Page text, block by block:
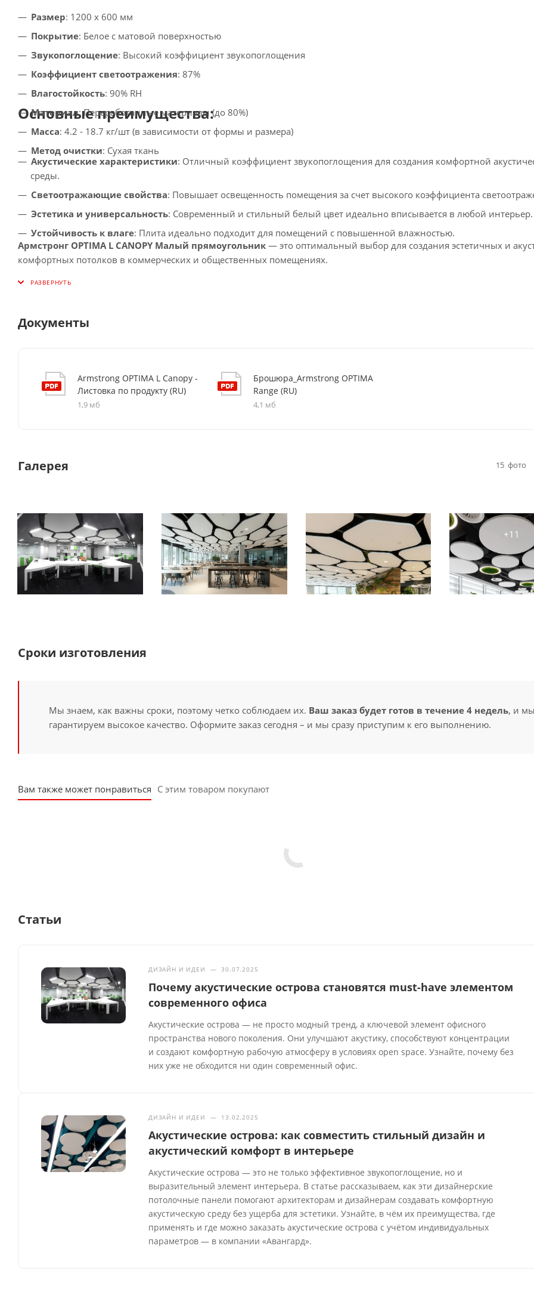
Размер: 1200 x 600 мм
Покрытие: Белое с матовой поверхностью
Звукопоглощение: Высокий коэффициент звукопоглощения
Коэффициент светоотражения: 87%
Влагостойкость: 90% RH
Материал: Переработанные материалы (до 80%)
Масса: 4.2 - 18.7 кг/шт (в зависимости от формы и размера)
Метод очистки: Сухая ткань
Основные преимущества:
Акустические характеристики: Отличный коэффициент звукопоглощения для создания комфортной
среды.
Светоотражающие свойства: Повышает освещенность помещения за счет высокого коэффициента
Эстетика и универсальность: Современный и стильный белый цвет идеально вписывается в любой интерьер.
Устойчивость к влаге: Плита идеально подходит для помещений с повышенной влажностью.
Армстронг OPTIMA L CANOPY Малый прямоугольник — это оптимальный выбор для создания эстетичных и
комфортных потолков в коммерческих и общественных помещениях.
Документы
Armstrong OPTIMA L Canopy -
Листовка по продукту (RU)
1,9 мб
Брошюра_Armstrong OPTIMA
Range (RU)
4,1 мб
Галерея 15 фото
Сроки изготовления
Мы знаем, как важны сроки, поэтому четко соблюдаем их. Ваш заказ будет готов в течение 4 недель, и
гарантируем высокое качество. Оформите заказ сегодня – и мы сразу приступим к его выполнению.
Вам также может понравиться С этим товаром покупают
Статьи
ДИЗАЙН И ИДЕИ — 30.07.2025
Почему акустические острова становятся must-have элементом
современного офиса
Акустические острова — не просто модный тренд, а ключевой элемент офисного
пространства нового поколения. Они улучшают акустику, способствуют концентрации
и создают комфортную рабочую атмосферу в условиях open space. Узнайте, почему без
них уже не обходится ни один современный офис.
ДИЗАЙН И ИДЕИ — 13.02.2025
Акустические острова: как совместить стильный дизайн и
акустический комфорт в интерьере
Акустические острова — это не только эффективное звукопоглощение, но и
выразительный элемент интерьера. В статье рассказываем, как эти дизайнерские
потолочные панели помогают архитекторам и дизайнерам создавать комфортную
акустическую среду без ущерба для эстетики. Узнайте, в чём их преимущества, где
применять и где можно заказать акустические острова с учётом индивидуальных
параметров — в компании «Авангард».